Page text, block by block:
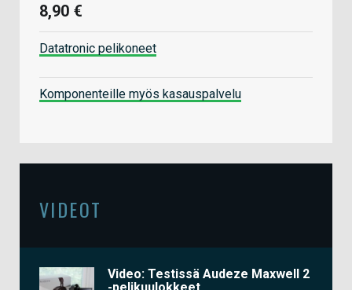
8,90 €
Datatronic pelikoneet
Komponenteille myös kasauspalvelu
VIDEOT
Video: Testissä Audeze Maxwell 2
-pelikuulokkeet